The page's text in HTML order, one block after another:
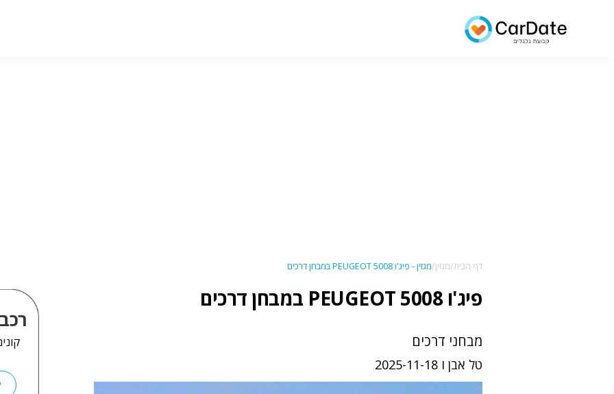
דף הבית/מגזין/מגזין - פיג'ו PEUGEOT 5008 במבחן דרכים
פיג'ו PEUGEOT 5008 במבחן דרכים
מבחני דרכים
טל אבן ו 2025-11-18